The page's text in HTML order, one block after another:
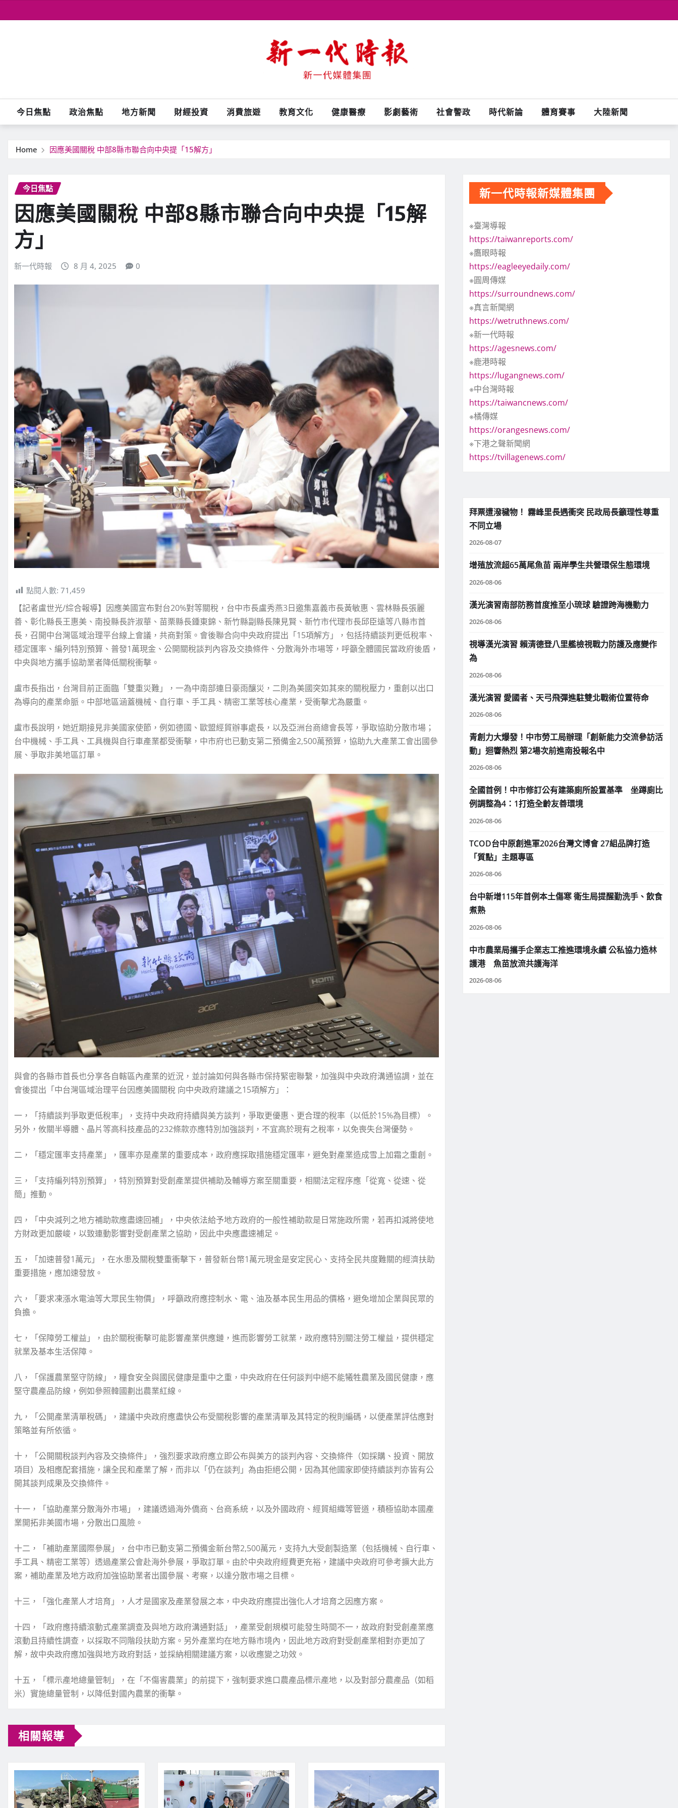
to
今日焦點 政治焦點 地方新聞 財經投資 消費旅遊 教育文化 健康醫療 影劇藝術 社會警政 時代新論 體育賽事 大陸新聞
Home 因應美國關稅 中部8縣市聯合向中央提「15解方」
今日焦點
因應美國關稅 中部8縣市聯合向中央提「15解
方」
新一代時報 8 月 4, 2025 0
點閱人數: 71,459
【記者盧世光/綜合報導】因應美國宣布對台20%對等關稅，台中市長盧秀燕3日邀集嘉義市長黃敏惠、雲林縣長張麗
善、彰化縣長王惠美、南投縣長許淑華、苗栗縣長鍾東錦、新竹縣副縣長陳見賢、新竹市代理市長邱臣遠等八縣市首
長，召開中台灣區域治理平台線上會議，共商對策。會後聯合向中央政府提出「15項解方」，包括持續談判更低稅率、
穩定匯率、編列特別預算、普發1萬現金、公開關稅談判內容及交換條件、分散海外市場等，呼籲全體國民當政府後盾，
中央與地方攜手協助業者降低關稅衝擊。
盧市長指出，台灣目前正面臨「雙重災難」，一為中南部連日豪雨釀災，二則為美國突如其來的關稅壓力，重創以出口
為導向的產業命脈。中部地區涵蓋機械、自行車、手工具、精密工業等核心產業，受衝擊尤為嚴重。
盧市長說明，她近期接見非美國家使節，例如德國、歐盟經貿辦事處長，以及亞洲台商總會長等，爭取協助分散市場；
台中機械、手工具、工具機與自行車產業都受衝擊，中市府也已動支第二預備金2,500萬預算，協助九大產業工會出國參
展、爭取非美地區訂單。
與會的各縣市首長也分享各自轄區內產業的近況，並討論如何與各縣市保持緊密聯繫，加強與中央政府溝通協調，並在
會後提出「中台灣區域治理平台因應美國關稅 向中央政府建議之15項解方」：
一，「持續談判爭取更低稅率」，支持中央政府持續與美方談判，爭取更優惠、更合理的稅率（以低於15%為目標）。
另外，攸關半導體、晶片等高科技產品的232條款亦應特別加強談判，不宜高於現有之稅率，以免喪失台灣優勢。
二，「穩定匯率支持產業」，匯率亦是產業的重要成本，政府應採取措施穩定匯率，避免對產業造成雪上加霜之重創。
三，「支持編列特別預算」，特別預算對受創產業提供補助及輔導方案至關重要，相關法定程序應「從寬、從速、從
簡」推動。
四，「中央減列之地方補助款應盡速回補」，中央依法給予地方政府的一般性補助款是日常施政所需，若再扣減將使地
方財政更加嚴峻，以致連動影響對受創產業之協助，因此中央應盡速補足。
五，「加速普發1萬元」，在水患及關稅雙重衝擊下，普發新台幣1萬元現金是安定民心、支持全民共度難關的經濟扶助
重要措施，應加速發放。
六，「要求凍漲水電油等大眾民生物價」，呼籲政府應控制水、電、油及基本民生用品的價格，避免增加企業與民眾的
負擔。
七，「保障勞工權益」，由於關稅衝擊可能影響產業供應鏈，進而影響勞工就業，政府應特別關注勞工權益，提供穩定
就業及基本生活保障。
八，「保護農業堅守防線」，糧食安全與國民健康是重中之重，中央政府在任何談判中絕不能犧牲農業及國民健康，應
堅守農產品防線，例如參照韓國劃出農業紅線。
九，「公開產業清單稅碼」，建議中央政府應盡快公布受關稅影響的產業清單及其特定的稅則編碼，以便產業評估應對
策略並有所依循。
十，「公開關稅談判內容及交換條件」，強烈要求政府應立即公布與美方的談判內容、交換條件（如採購、投資、開放
項目）及相應配套措施，讓全民和產業了解，而非以「仍在談判」為由拒絕公開，因為其他國家即使持續談判亦皆有公
開其談判成果及交換條件。
十一，「協助產業分散海外市場」，建議透過海外僑商、台商系統，以及外國政府、經貿組織等管道，積極協助本國產
業開拓非美國市場，分散出口風險。
十二，「補助產業國際參展」，台中市已動支第二預備金新台幣2,500萬元，支持九大受創製造業（包括機械、自行車、
手工具、精密工業等）透過產業公會赴海外參展，爭取訂單。由於中央政府經費更充裕，建議中央政府可參考擴大此方
案，補助產業及地方政府加強協助業者出國參展、考察，以達分散市場之目標。
十三，「強化產業人才培育」，人才是國家及產業發展之本，中央政府應提出強化人才培育之因應方案。
十四，「政府應持續滾動式產業調查及與地方政府溝通對話」，產業受創規模可能發生時間不一，故政府對受創產業應
滾動且持續性調查，以採取不同階段扶助方案。另外產業均在地方縣市境內，因此地方政府對受創產業相對亦更加了
解，故中央政府應加強與地方政府對話，並採納相關建議方案，以收應變之功效。
十五，「標示產地總量管制」，在「不傷害農業」的前提下，強制要求進口農產品標示產地，以及對部分農產品（如稻
米）實施總量管制，以降低對國內農業的衝擊。
相關報導
新一代時報新媒體集團
※臺灣導報
https://taiwanreports.com/
※鷹眼時報
https://eagleeyedaily.com/
※圓周傳媒
https://surroundnews.com/
※真言新聞網
https://wetruthnews.com/
※新一代時報
https://agesnews.com/
※鹿港時報
https://lugangnews.com/
※中台灣時報
https://taiwancnews.com/
※橘傳媒
https://orangesnews.com/
※下港之聲新聞網
https://tvillagenews.com/
拜票遭潑穢物！ 霧峰里長遇衝突 民政局長籲理性尊重
不同立場
2026-08-07
增殖放流超65萬尾魚苗 兩岸學生共營環保生態環境
2026-08-06
漢光演習南部防務首度推至小琉球 驗證跨海機動力
2026-08-06
視導漢光演習 賴清德登八里艦檢視戰力防護及應變作
為
2026-08-06
漢光演習 愛國者、天弓飛彈進駐雙北戰術位置待命
2026-08-06
青創力大爆發！中市勞工局辦理「創新能力交流參訪活
動」迴響熱烈 第2場次前進南投報名中
2026-08-06
全國首例！中市修訂公有建築廁所設置基準 坐蹲廁比
例調整為4：1打造全齡友善環境
2026-08-06
TCOD台中原創進軍2026台灣文博會 27組品牌打造
「質點」主題專區
2026-08-06
台中新增115年首例本土傷寒 衛生局提醒勤洗手、飲食
煮熟
2026-08-06
中市農業局攜手企業志工推進環境永續 公私協力造林
護港 魚苗放流共護海洋
2026-08-06